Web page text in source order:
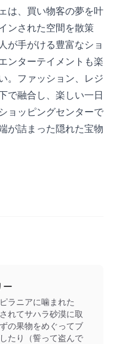
は、買い物客の夢を叶
ンされた空間を散策
が手がける豊富なショ
ンターテイメントも楽
。ファッション、レジ
で融合し、楽しい一日
ョッピングセンターで
が詰まった隠れた宝物
ー
ラニアに噛まれた
れてサハラ砂漠に取
の果物をめぐってブ
たり（誓って盗んで